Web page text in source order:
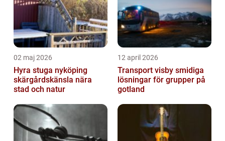
02 maj 2026
Hyra stuga nyköping
skärgårdskänsla nära
stad och natur
12 april 2026
Transport visby smidiga
lösningar för grupper på
gotland